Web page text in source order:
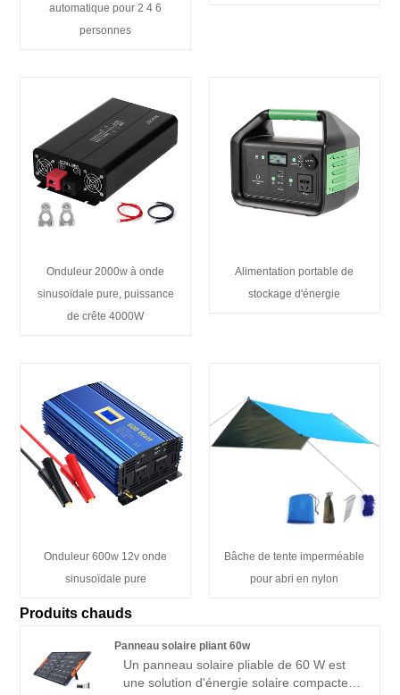
automatique pour 2 4 6
personnes
Onduleur 2000w à onde
sinusoïdale pure, puissance
de crête 4000W
Alimentation portable de
stockage d'énergie
Onduleur 600w 12v onde
sinusoïdale pure
Bâche de tente imperméable
pour abri en nylon
Produits chauds
Panneau solaire pliant 60w
Un panneau solaire pliable de 60 W est
une solution d'énergie solaire compacte et